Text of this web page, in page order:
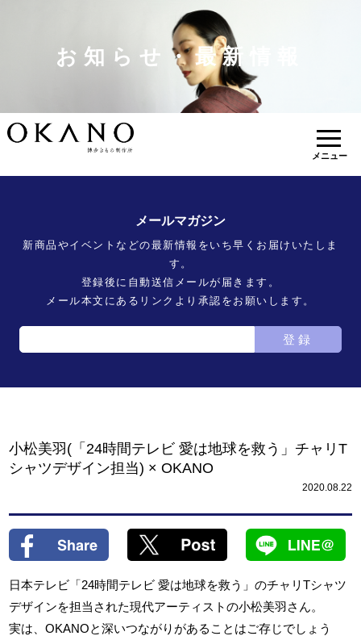
お知らせ・最新情報
メニュー
メールマガジン
新商品やイベントなどの最新情報をいち早くお届けいたしま
す。
登録後に自動送信メールが届きます。
メール本文にあるリンクより承認をお願いします。
登録
小松美羽(「24時間テレビ 愛は地球を救う」チャリT
シャツデザイン担当) × OKANO
2020.08.22
日本テレビ「24時間テレビ 愛は地球を救う」のチャリTシャツ
デザインを担当された現代アーティストの小松美羽さん。
実は、OKANOと深いつながりがあることはご存じでしょう